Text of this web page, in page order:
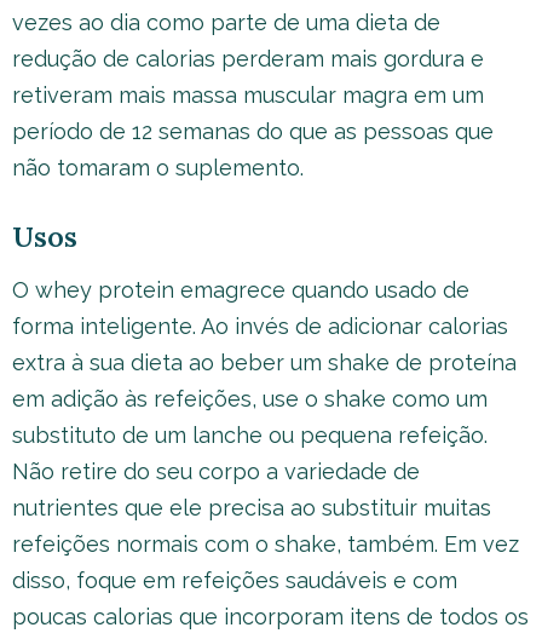
vezes ao dia como parte de uma dieta de
redução de calorias perderam mais gordura e
retiveram mais massa muscular magra em um
período de 12 semanas do que as pessoas que
não tomaram o suplemento.
Usos
O whey protein emagrece quando usado de
forma inteligente. Ao invés de adicionar calorias
extra à sua dieta ao beber um shake de proteína
em adição às refeições, use o shake como um
substituto de um lanche ou pequena refeição.
Não retire do seu corpo a variedade de
nutrientes que ele precisa ao substituir muitas
refeições normais com o shake, também. Em vez
disso, foque em refeições saudáveis e com
poucas calorias que incorporam itens de todos os